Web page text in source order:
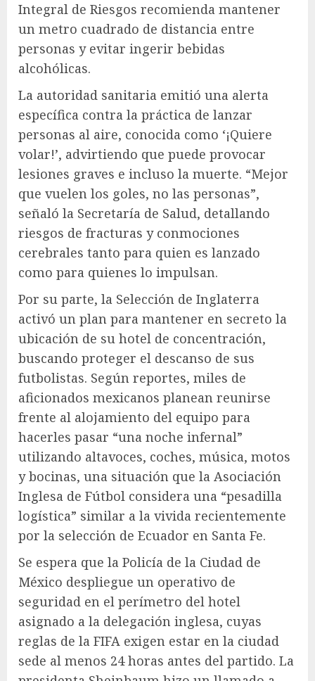
Integral de Riesgos recomienda mantener
un metro cuadrado de distancia entre
personas y evitar ingerir bebidas
alcohólicas.
La autoridad sanitaria emitió una alerta
específica contra la práctica de lanzar
personas al aire, conocida como ‘¡Quiere
volar!’, advirtiendo que puede provocar
lesiones graves e incluso la muerte. “Mejor
que vuelen los goles, no las personas”,
señaló la Secretaría de Salud, detallando
riesgos de fracturas y conmociones
cerebrales tanto para quien es lanzado
como para quienes lo impulsan.
Por su parte, la Selección de Inglaterra
activó un plan para mantener en secreto la
ubicación de su hotel de concentración,
buscando proteger el descanso de sus
futbolistas. Según reportes, miles de
aficionados mexicanos planean reunirse
frente al alojamiento del equipo para
hacerles pasar “una noche infernal”
utilizando altavoces, coches, música, motos
y bocinas, una situación que la Asociación
Inglesa de Fútbol considera una “pesadilla
logística” similar a la vivida recientemente
por la selección de Ecuador en Santa Fe.
Se espera que la Policía de la Ciudad de
México despliegue un operativo de
seguridad en el perímetro del hotel
asignado a la delegación inglesa, cuyas
reglas de la FIFA exigen estar en la ciudad
sede al menos 24 horas antes del partido. La